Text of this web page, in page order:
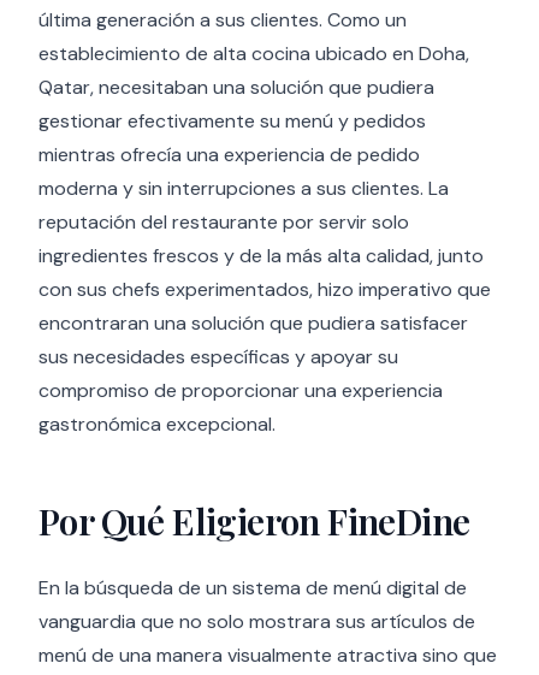
última generación a sus clientes. Como un
establecimiento de alta cocina ubicado en Doha,
Qatar, necesitaban una solución que pudiera
gestionar efectivamente su menú y pedidos
mientras ofrecía una experiencia de pedido
moderna y sin interrupciones a sus clientes. La
reputación del restaurante por servir solo
ingredientes frescos y de la más alta calidad, junto
con sus chefs experimentados, hizo imperativo que
encontraran una solución que pudiera satisfacer
sus necesidades específicas y apoyar su
compromiso de proporcionar una experiencia
gastronómica excepcional.
Por Qué Eligieron FineDine
En la búsqueda de un sistema de menú digital de
vanguardia que no solo mostrara sus artículos de
menú de una manera visualmente atractiva sino que